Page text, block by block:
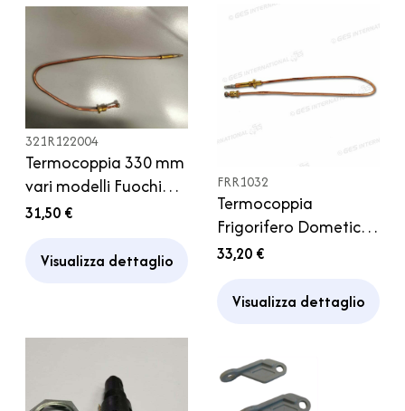
321R122004
Termocoppia 330 mm
vari modelli Fuochi
Piano Cottura
31,50 €
Visualizza dettaglio
FRR1032
Termocoppia
Frigorifero Dometic
serie 4000/6000/7000
33,20 €
Visualizza dettaglio